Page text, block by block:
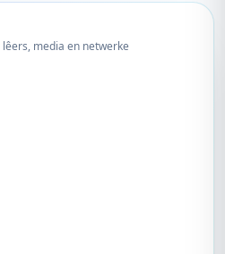
media en netwerke